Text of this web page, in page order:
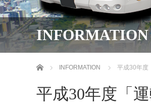
INFORMATION
ホーム INFORMATION 平成30年度
平成30年度「